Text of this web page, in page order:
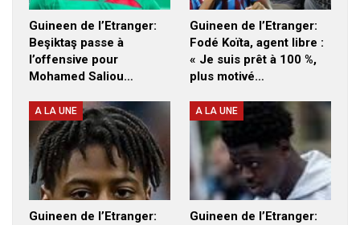
Guineen de l’Etranger:
Beşiktaş passe à
l’offensive pour
Mohamed Saliou…
Guineen de l’Etranger:
Fodé Koïta, agent libre :
« Je suis prêt à 100 %,
plus motivé…
A LA UNE
Guineen de l’Etranger:
A LA UNE
Guineen de l’Etranger: